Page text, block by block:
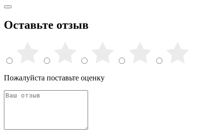
Оставьте отзыв
Пожалуйста поставьте оценку